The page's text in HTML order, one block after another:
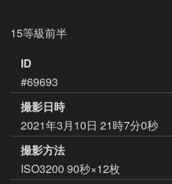
15等級前半
ID
#69693
撮影日時
2021年3月10日 21時7分0秒
撮影方法
ISO3200 90秒×12枚